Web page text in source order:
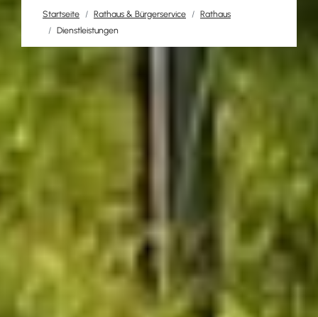
Startseite Rathaus & Bürgerservice
Rathaus
Dienstleistungen